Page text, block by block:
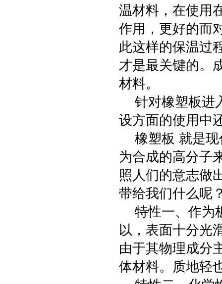
温材料，在使用
作用，更好的而
此这样的保温过
才是最关键的。
材料。
针对橡塑板进
设方面的使用中
橡塑板 就是现
为合成的高分子
照人们的意志做
带给我们什么呢
特性一、作为
以，表面十分光
由于其物理成分
体材料。质地轻